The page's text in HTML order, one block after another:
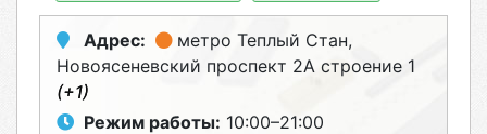
Адрес: метро Теплый Стан,
Новоясеневский проспект 2А строение 1
(+1)
Режим работы: 10:00–21:00